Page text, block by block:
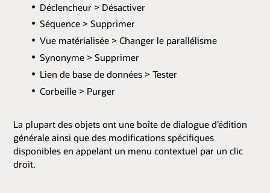
Déclencheur > Désactiver
Séquence > Supprimer
Vue matérialisée > Changer le parallélisme
Synonyme > Supprimer
Lien de base de données > Tester
Corbeille > Purger
La plupart des objets ont une boîte de dialogue d’édition
générale ainsi que des modifications spécifiques
disponibles en appelant un menu contextuel par un clic
droit.